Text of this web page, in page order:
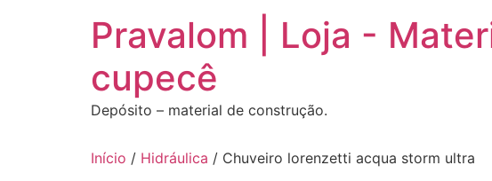
Pravalom | Loja -
cupecê
Depósito – material de construção.
Início / Hidráulica / Chuveiro lorenzetti acqua storm ultra